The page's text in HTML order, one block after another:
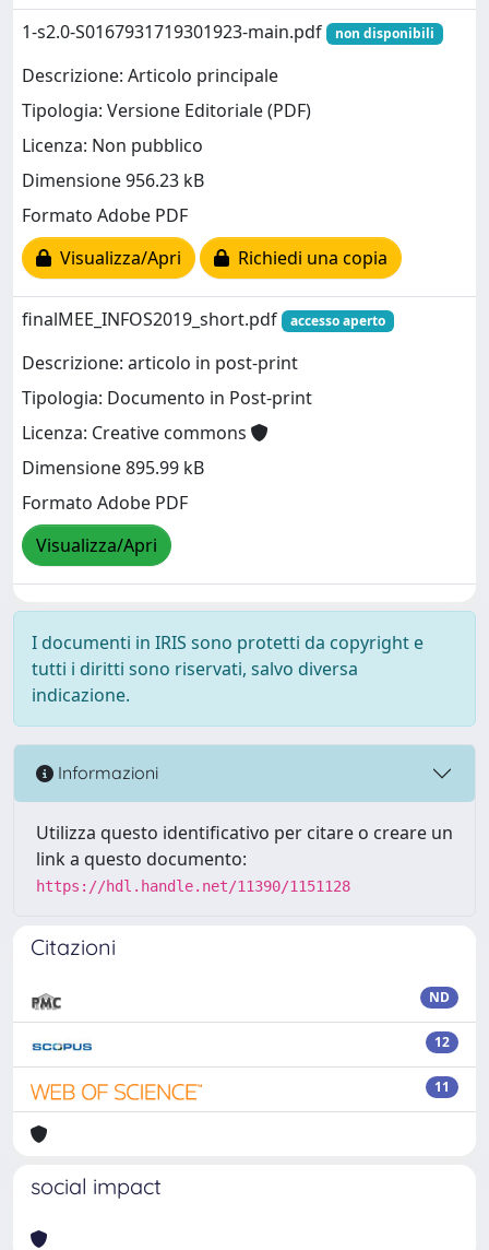
1-s2.0-S0167931719301923-main.pdf
non disponibili
Descrizione: Articolo principale
Tipologia: Versione Editoriale (PDF)
Licenza: Non pubblico
Dimensione 956.23 kB
Formato Adobe PDF
Visualizza/Apri
Richiedi una copia
finalMEE_INFOS2019_short.pdf accesso aperto
Descrizione: articolo in post-print
Tipologia: Documento in Post-print
Licenza: Creative commons
Dimensione 895.99 kB
Formato Adobe PDF
Visualizza/Apri
I documenti in IRIS sono protetti da copyright e
tutti i diritti sono riservati, salvo diversa
indicazione.
Informazioni
Utilizza questo identificativo per citare o creare un
link a questo documento:
https://hdl.handle.net/11390/1151128
Citazioni
ND
12
11
social impact